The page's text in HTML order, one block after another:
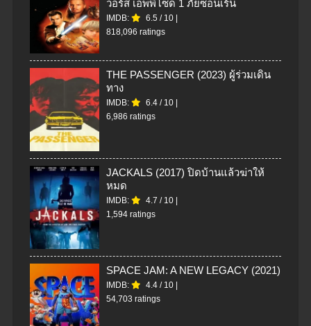
วอร์ส เอพพิโซด 1 ภัยซ่อนเร้น
IMDB: 6.5 / 10
818,096 ratings
THE PASSENGER (2023) ผู้ร่วมเดิน
ทาง
IMDB: 6.4 / 10
6,986 ratings
JACKALS (2017) ปิดบ้านแล้วฆ่าให้
หมด
IMDB: 4.7 / 10
1,594 ratings
SPACE JAM: A NEW LEGACY (2021)
IMDB: 4.4 / 10
54,703 ratings